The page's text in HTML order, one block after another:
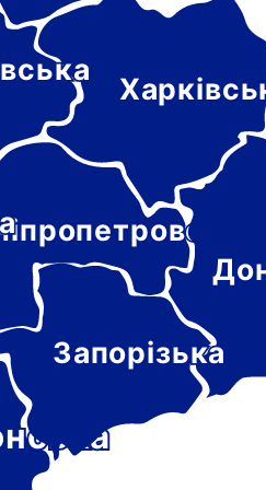
Запорізька